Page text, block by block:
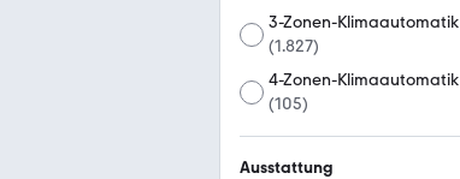
3-Zonen-Klimaautomatik
(1.827)
4-Zonen-Klimaautomatik
(105)
Ausstattung